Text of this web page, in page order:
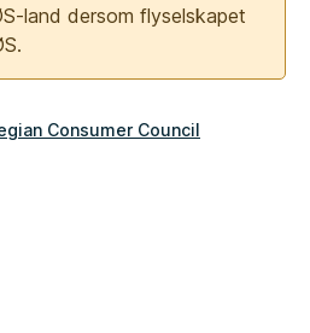
land dersom flyselskapet
Consumer Council